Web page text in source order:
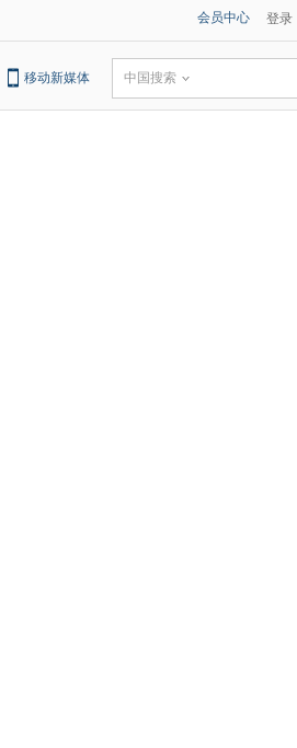
会员中心 登录
移动新媒体 中国搜索